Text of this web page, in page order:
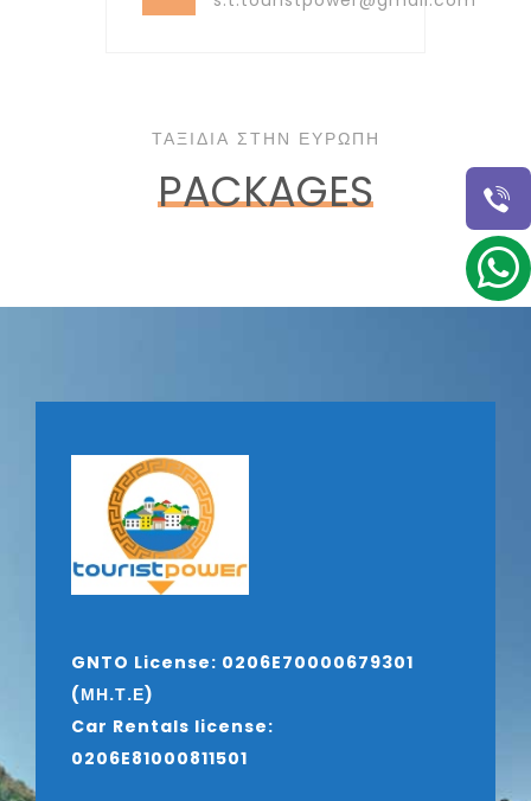
ΤΑΞΊΔΙΑ ΣΤΗΝ ΕΥΡΏΠΗ
PACKAGES
GNTO License: 0206E70000679301
(ΜΗ.Τ.Ε)
Car Rentals license:
0206E81000811501